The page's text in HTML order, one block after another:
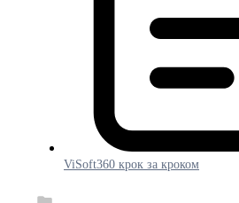
ViSoft360 крок за кроком